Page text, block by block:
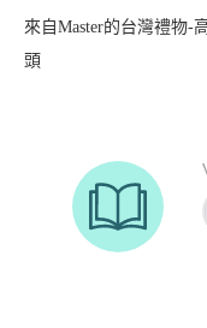
來自Master的台灣禮物-
頭